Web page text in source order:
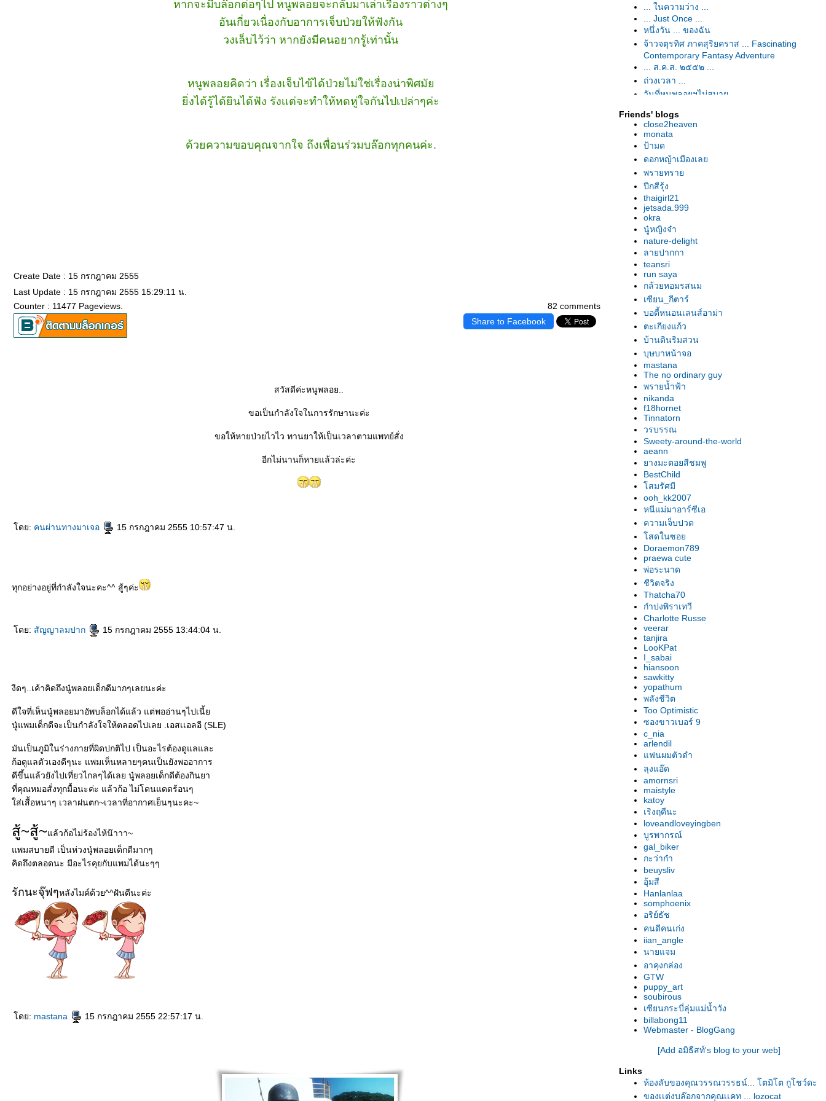
หากจะมีบล๊อกต่อๆไป หนูพลอยจะกลับมาเล่าเรื่องราวต่างๆ
อันเกี่ยวเนื่องกับอาการเจ็บป่วยให้ฟังกัน
วงเล็บไว้ว่า หากยังมีคนอยากรู้เท่านั้น
หนูพลอยคิดว่า เรื่องเจ็บไข้ได้ป่วยไม่ใช่เรื่องน่าพิศมั
ิ่งได้รู้ได้ยินได้ฟัง รังเเต่จะทำให้หดหู่ใจกันไปเปล่าๆค่ะ
ด้วยความขอบคุณจากใจ ถึงเพื่อนร่วมบล๊อกทุกคนค่ะ.
Create Date : 15 กรกฎาคม 2555
82 comments
Last Update : 15 กรกฎาคม 2555 15:29:11 น.
Counter : 11477 Pageviews.
Share to Facebook
สวัสดีค่ะหนูพลอย..
ขอเป็นกำลังใจในการรักษานะค่ะ
ขอให้หายป่วยไวไว ทานยาให้เป็นเวลาตามแพทย์สั่ง
อีกไม่นานก็หายแล้วล่ะค่ะ
ดย: คนผ่านทางมาเจอ 15 กรกฎาคม 2555 10:57:47 น.
ทุกอย่างอยู่ที่กำลังใจนะคะ^^ สู้ๆค่ะ
ดย: สัญญาลมปาก 15 กรกฎาคม 2555 13:44:04 น.
งืดๆ..เค้าคิดถึงนู๋พลอยเด็กดีมากๆเลยนะค่ะ
ดีใจที่เห็นนู๋พลอยมาอัพบล็อกได้แล้ว แต่พออ่านๆไปเนี้
นู๋แพมเด็กดีจะเป็นกำลังใจให้ตลอดไปเลย .เอสเเอลอี (SLE)
มันเป็นภูมิในร่างกายที่ผิดปกติไป เป็นอะไรต้องดูแลและ
ก้อดูแลตัวเองดีๆนะ แพมเห็นหลายๆคนเป็นยังพออาการ
ดีขึ้นแล้วยังไปเที่ยวไกลๆได้เลย นู๋พลอยเด็กดีต้องกินยา
ที่คุณหมอสั่งทุกมื้อนะค่ะ แล้วก้อ ไม่โดนแดดร้อนๆ
ส่เสื้อหนาๆ เวลาฝนตก~เวลาที่อากาศเย็นๆนะคะ~
สู้~สู้~ล้วก้อไม่ร้องไห้น๊าาา~
พมสบายดี เป็นห่วงนู๋พลอยเด็กดีมากๆ
คิดถึงตลอดนะ มีอะไรคุยกับแพมได้นะๆๆ
รักนะจุ๊ฟๆหลังไมค์ด้วย^^ฝันดีนะค่ะ
ดย: mastana 15 กรกฎาคม 2555 22:57:17 น.
... ในความว่าง ...
... Just Once ...
หนึ่งวัน ... ของฉัน
จ้าวจตุรทิศ ภาคสุริยคราส ... Fascinating
Contemporary Fantasy Adventure
... ส.ค.ส. ๒๕๕๒ ...
ถ่วงเวลา ...
วันที่หนูพลอยฯไม่สบาย ...
Friends' blogs
close2heaven
monata
ป้ามด
ดอกหญ้าเมืองเล
พรายทรา
ปีกสีรุ้ง
thaigirl21
jetsada.999
okra
นู๋หญิงจ๋า
nature-delight
ลายปากกา
teansri
run saya
กล้วยหอมรสนม
เซียน_กีตาร์
บอดี้หนอนเลนส์อาม่า
ตะเกียงแก้ว
บ้านดินริมสวน
บุษบาหน้าจอ
mastana
The no ordinary guy
พรายน้ำฟ้า
nikanda
f18hornet
Tinnatorn
วรบรรณ
Sweety-around-the-world
aeann
างมะตอยสีชมพู
BestChild
สมรัศมี
ooh_kk2007
หนีแม่มาอาร์ซีเอ
ความเจ็บปวด
สดในซอ
Doraemon789
praewa cute
พ่อระนาด
ชีวิตจริง
Thatcha70
กำปงพิราเทวี
Charlotte Russe
veerar
tanjira
LooKPat
I_sabai
hiansoon
sawkitty
yopathum
พลังชีวิต
Too Optimistic
ซองขาวเบอร์ 9
c_nia
arlendil
ฟนผมตัวดำ
ลุงแอ๊ด
amornsri
maistyle
katoy
เริงฤดีนะ
loveandloveyingben
บูรพากรณ์
gal_biker
กะว่าก๋า
beuysliv
อุ้มสี
Hanlanlaa
somphoenix
อริย์ธัช
คนดีคนเก่ง
iian_angle
นายแจม
อาคุงกล่อง
GTW
puppy_art
soubirous
เซียนกระบี่ลุ่มแม่น้ำวัง
billabong11
Webmaster - BlogGang
[Add อมิธีสท์'s blog to your web]
Links
ห้องลับของคุณวรรณวรรธน์... โตมิโต กูโชว์ดะ
ของเเต่งบล๊อกจากคุณเเคท ... lozocat